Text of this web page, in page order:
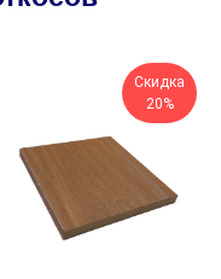
Скидка
20%